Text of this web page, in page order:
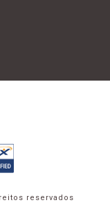
reservados